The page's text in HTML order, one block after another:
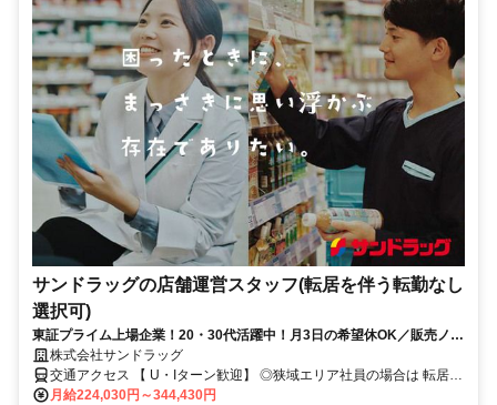
サンドラッグの店舗運営スタッフ(転居を伴う転勤なし
選択可)
東証プライム上場企業！20・30代活躍中！月3日の希望休OK／販売ノル
マなし／年収例32歳SV816万円／販促企画～商品管理など店舗運営がメ
インの仕事
株式会社サンドラッグ
交通アクセス 【 U・Iターン歓迎】 ◎狭域エリア社員の場合は 転居を
伴う転勤はありません。 ◎マイカー通勤OK
月給224,030円～344,430円